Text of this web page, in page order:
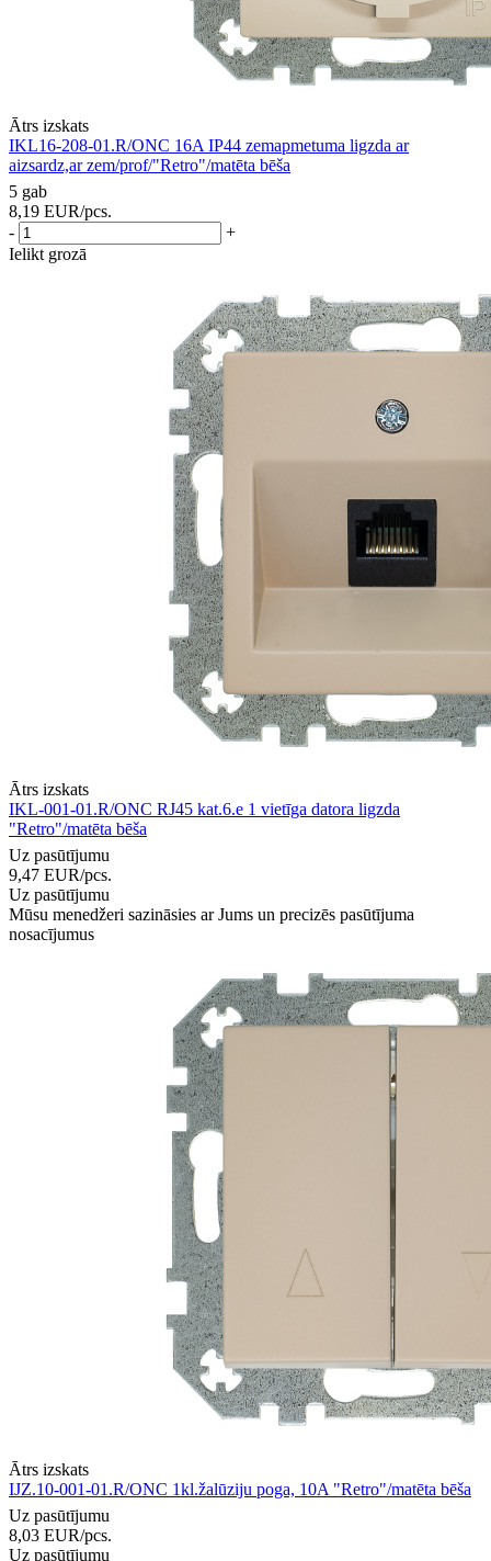
Ātrs izskats
IKL16-208-01.R/ONC 16A IP44 zemapmetuma ligzda ar
aizsardz,ar zem/prof/"Retro"/matēta bēša
5 gab
8,19 EUR/pcs.
-
+
Ielikt grozā
Ātrs izskats
IKL-001-01.R/ONC RJ45 kat.6.e 1 vietīga datora ligzda
"Retro"/matēta bēša
Uz pasūtījumu
9,47 EUR/pcs.
Uz pasūtījumu
Mūsu menedžeri sazināsies ar Jums un precizēs pasūtījuma
nosacījumus
Ātrs izskats
IJZ.10-001-01.R/ONC 1kl.žalūziju poga, 10A "Retro"/matēta bēša
Uz pasūtījumu
8,03 EUR/pcs.
Uz pasūtījumu